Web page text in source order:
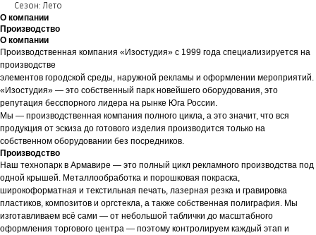
Сезон: Лето
О компании
Производство
О компании
Производственная компания «Изостудия» с 1999 года специализируется на
производстве
элементов городской среды, наружной рекламы и оформлении мероприятий.
«Изостудия» — это собственный парк новейшего оборудования, это
репутация бесспорного лидера на рынке Юга России.
Мы — производственная компания полного цикла, а это значит, что вся
продукция от эскиза до готового изделия производится только на
собственном оборудовании без посредников.
Производство
Наш технопарк в Армавире — это полный цикл рекламного производства под
одной крышей. Металлообработка и порошковая покраска,
широкоформатная и текстильная печать, лазерная резка и гравировка
пластиков, композитов и оргстекла, а также собственная полиграфия. Мы
изготавливаем всё сами — от небольшой таблички до масштабного
оформления торгового центра — поэтому контролируем каждый этап и